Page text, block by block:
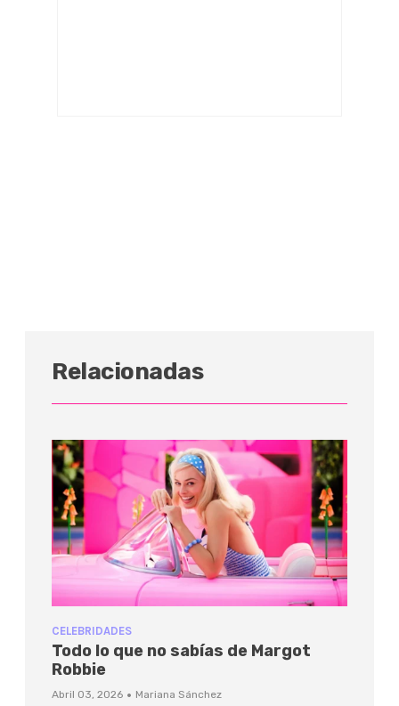
Relacionadas
CELEBRIDADES
Todo lo que no sabías de Margot
Robbie
Abril 03, 2026 · Mariana Sánchez